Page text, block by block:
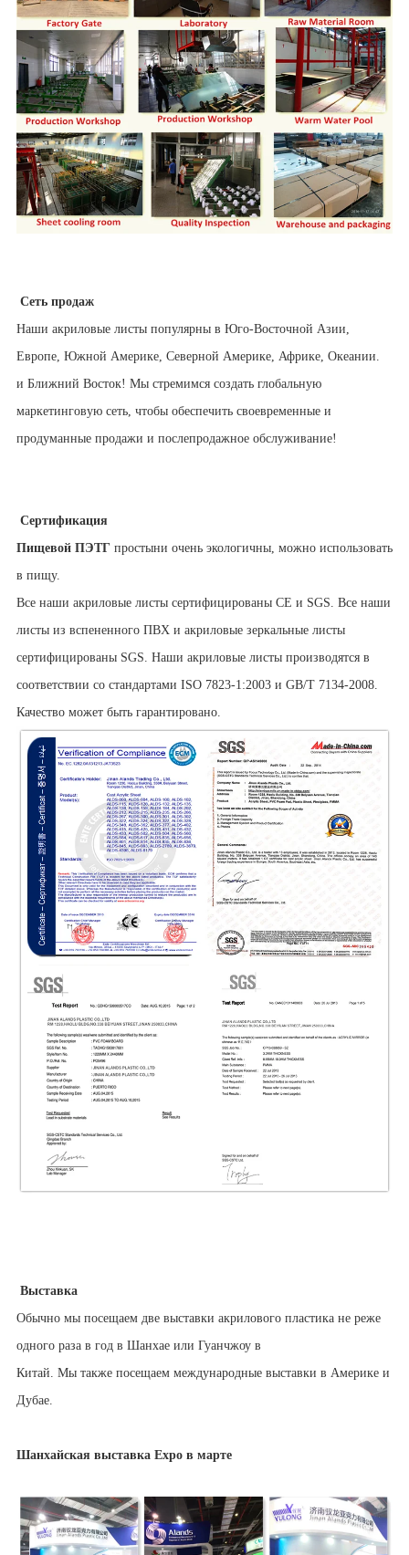
Сеть продаж
Наши акриловые листы популярны в Юго-Восточной Азии,
Европе, Южной Америке, Северной Америке, Африке, Океании.
и Ближний Восток! Мы стремимся создать глобальную
маркетинговую сеть, чтобы обеспечить своевременные и
продуманные продажи и послепродажное обслуживание!
Сертификация
Пищевой ПЭТГ простыни очень экологичны, можно использовать
в пищу.
Все наши акриловые листы сертифицированы CE и SGS. Все наши
листы из вспененного ПВХ и акриловые зеркальные листы
сертифицированы SGS. Наши акриловые листы производятся в
соответствии со стандартами ISO 7823-1:2003 и GB/T 7134-2008.
Качество может быть гарантировано.
Выставка
Обычно мы посещаем две выставки акрилового пластика не реже
одного раза в год в Шанхае или Гуанчжоу в
Китай. Мы также посещаем международные выставки в Америке и
Дубае.
Шанхайская выставка Expo в марте